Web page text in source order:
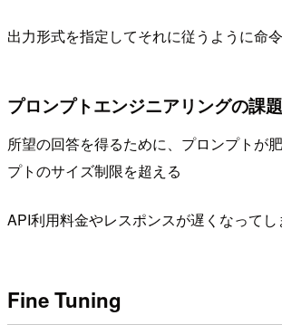
出力形式を指定してそれに従うように命
プロンプトエンジニアリングの課題
所望の回答を得るために、プロンプトが
プトのサイズ制限を超える
API利用料金やレスポンスが遅くなってし
Fine Tuning